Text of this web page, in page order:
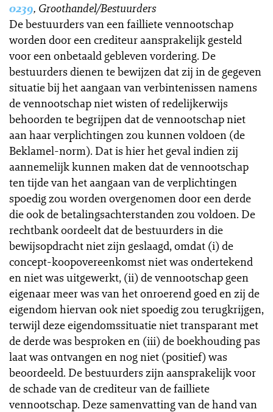
0239, Groothandel/Bestuurders
De bestuurders van een failliete vennootschap
worden door een crediteur aansprakelijk gesteld
voor een onbetaald gebleven vordering. De
bestuurders dienen te bewijzen dat zij in de gegeven
situatie bij het aangaan van verbintenissen namens
de vennootschap niet wisten of redelijkerwijs
behoorden te begrijpen dat de vennootschap niet
aan haar verplichtingen zou kunnen voldoen (de
Beklamel-norm). Dat is hier het geval indien zij
aannemelijk kunnen maken dat de vennootschap
ten tijde van het aangaan van de verplichtingen
spoedig zou worden overgenomen door een derde
die ook de betalingsachterstanden zou voldoen. De
rechtbank oordeelt dat de bestuurders in die
bewijsopdracht niet zijn geslaagd, omdat (i) de
concept-koopovereenkomst niet was ondertekend
en niet was uitgewerkt, (ii) de vennootschap geen
eigenaar meer was van het onroerend goed en zij de
eigendom hiervan ook niet spoedig zou terugkrijgen,
terwijl deze eigendomssituatie niet transparant met
de derde was besproken en (iii) de boekhouding pas
laat was ontvangen en nog niet (positief) was
beoordeeld. De bestuurders zijn aansprakelijk voor
de schade van de crediteur van de failliete
vennootschap. Deze samenvatting van de hand van